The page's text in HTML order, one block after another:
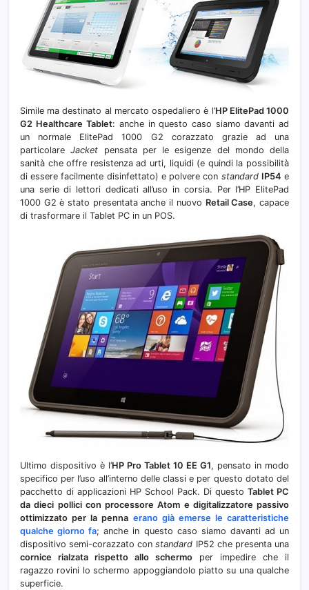
Simile ma destinato al mercato ospedaliero è l’HP ElitePad 1000
G2 Healthcare Tablet: anche in questo caso siamo davanti ad
un normale ElitePad 1000 G2 corazzato grazie ad una
particolareJacket pensata per le esigenze del mondo della
sanità che offre resistenza ad urti, liquidi (e quindi la possibilità
di essere facilmente disinfettato) e polvere con standard IP54 e
una serie di lettori dedicati all’uso in corsia. Per l’HP ElitePad
1000 G2 è stato presentata anche il nuovo Retail Case, capace
di trasformare il Tablet PC in un POS.
Ultimo dispositivo è l’HP Pro Tablet 10 EE G1, pensato in modo
specifico per l’uso all’interno delle classi e per questo dotato del
pacchetto di applicazioni HP School Pack. Di questo Tablet PC
da dieci pollici con processore Atom e digitalizzatore passivo
ottimizzato per la penna erano già emerse le caratteristiche
qualche giorno fa; anche in questo caso siamo davanti ad un
dispositivo semi-corazzato constandard IP52 che presenta una
cornice rialzata rispetto allo schermo per impedire che il
ragazzo rovini lo schermo appoggiandolo piatto su una qualche
superficie.